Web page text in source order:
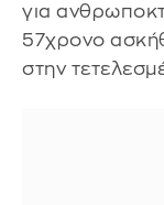
για
57χρονο
στην